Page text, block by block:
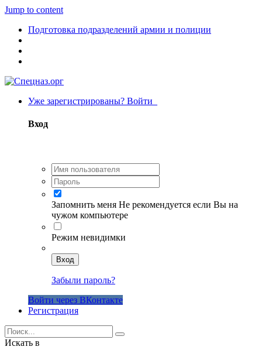
Jump to content
Подготовка подразделений армии и полиции
Уже зарегистрированы? Войти
Вход
Запомнить меня Не рекомендуется если Вы на
чужом компьютере
Режим невидимки
Вход
Забыли пароль?
Войти через ВКонтакте
Регистрация
Искать в